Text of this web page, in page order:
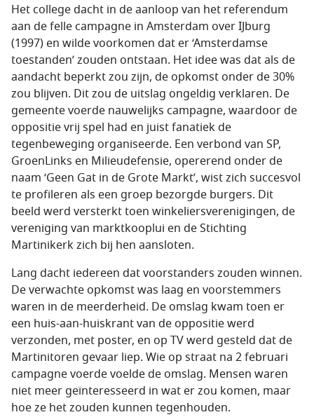
Het college dacht in de aanloop van het referendum
aan de felle campagne in Amsterdam over IJburg
(1997) en wilde voorkomen dat er ‘Amsterdamse
toestanden’ zouden ontstaan. Het idee was dat als de
aandacht beperkt zou zijn, de opkomst onder de 30%
zou blijven. Dit zou de uitslag ongeldig verklaren. De
gemeente voerde nauwelijks campagne, waardoor de
oppositie vrij spel had en juist fanatiek de
tegenbeweging organiseerde. Een verbond van SP,
GroenLinks en Milieudefensie, opererend onder de
naam ‘Geen Gat in de Grote Markt’, wist zich succesvol
te profileren als een groep bezorgde burgers. Dit
beeld werd versterkt toen winkeliersverenigingen, de
vereniging van marktkooplui en de Stichting
Martinikerk zich bij hen aansloten.
Lang dacht iedereen dat voorstanders zouden winnen.
De verwachte opkomst was laag en voorstemmers
waren in de meerderheid. De omslag kwam toen er
een huis-aan-huiskrant van de oppositie werd
verzonden, met poster, en op TV werd gesteld dat de
Martinitoren gevaar liep. Wie op straat na 2 februari
campagne voerde voelde de omslag. Mensen waren
niet meer geïnteresseerd in wat er zou komen, maar
hoe ze het zouden kunnen tegenhouden.